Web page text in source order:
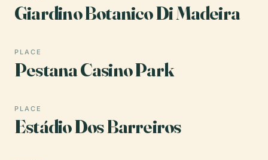
Giardino Botanico Di Madeira
PLACE
Pestana Casino Park
PLACE
Estádio Dos Barreiros